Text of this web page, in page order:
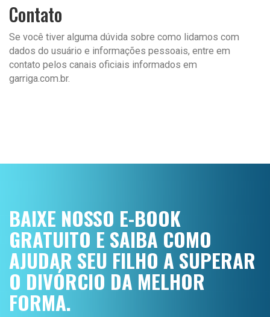
Contato
Se você tiver alguma dúvida sobre como lidamos com
dados do usuário e informações pessoais, entre em
contato pelos canais oficiais informados em
garriga.com.br.
BAIXE NOSSO E-BOOK
GRATUITO E SAIBA COMO
AJUDAR SEU FILHO A SUPERAR
O DIVÓRCIO DA MELHOR
FORMA.